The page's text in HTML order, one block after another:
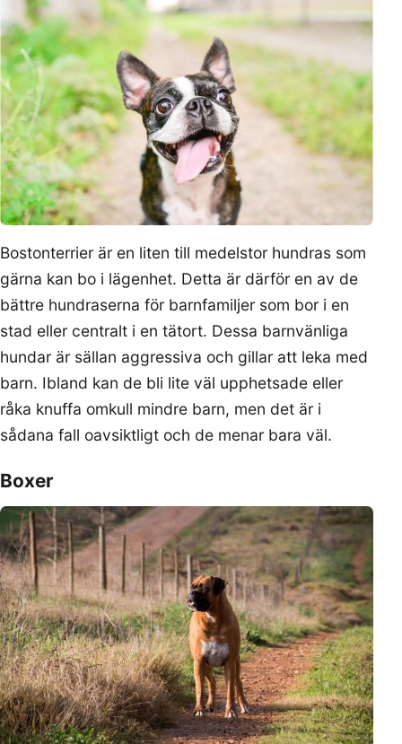
Bostonterrier är en liten till medelstor hundras som
gärna kan bo i lägenhet. Detta är därför en av de
bättre hundraserna för barnfamiljer som bor i en
stad eller centralt i en tätort. Dessa barnvänliga
hundar är sällan aggressiva och gillar att leka med
barn. Ibland kan de bli lite väl upphetsade eller
råka knuffa omkull mindre barn, men det är i
sådana fall oavsiktligt och de menar bara väl.
Boxer